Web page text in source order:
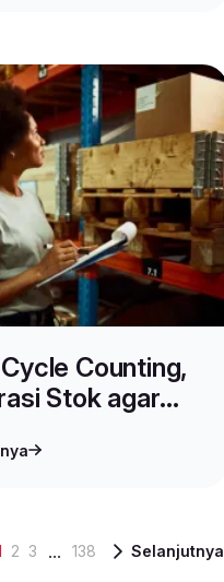
Counting,
Stok agar
Strategis
2 3 ... 138 Selanjutnya